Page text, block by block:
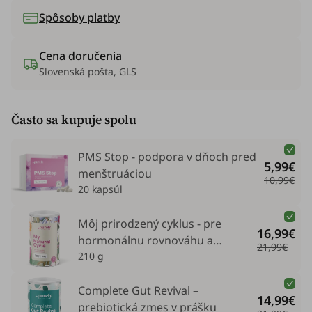
Spôsoby platby
Cena doručenia
Slovenská pošta, GLS
Často sa kupuje spolu
PMS Stop - podpora v dňoch pred
menštruáciou
20 kapsúl
5,99€
10,99€
Môj prirodzený cyklus - pre
hormonálnu rovnováhu a
pohodu
210 g
16,99€
21,99€
Complete Gut Revival –
prebiotická zmes v prášku
14,99€